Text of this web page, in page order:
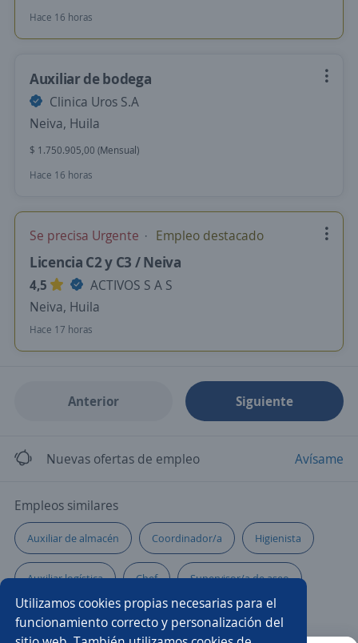
Utilizamos cookies propias necesarias para el
funcionamiento correcto y personalización del
Hace 16 horas
Auxiliar de bodega
Clinica Uros S.A
Neiva, Huila
$ 1.750.905,00 (Mensual)
Hace 16 horas
Se precisa Urgente Empleo destacado
Licencia C2 y C3 / Neiva
4,5
ACTIVOS S A S
Neiva, Huila
Hace 17 horas
Anterior Siguiente
Nuevas ofertas de empleo Avísame
Empleos similares
Auxiliar de almacén Coordinador/a Higienista
Auxiliar logística Chef Supervisor/a de aseo
Gerente de mantenimiento